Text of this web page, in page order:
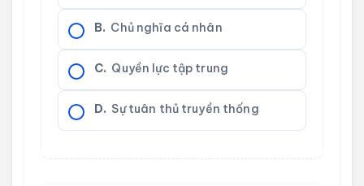
B. Chủ nghĩa cá nhân
C. Quyền lực tập trung
D. Sự tuân thủ truyền thống